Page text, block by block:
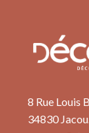
8 Rue Louis
34830